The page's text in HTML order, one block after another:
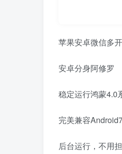
苹果安卓微信多
安卓分身阿修罗
稳定运行鸿蒙4.0
完美兼容
后台运行，不用